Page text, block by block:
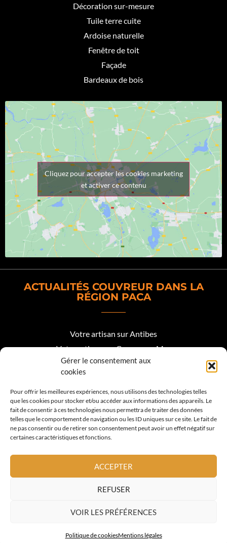
Gérer le consentement aux
cookies
Pour offrir les meilleures expériences, nous utilisons des technologies telles
que les cookies pour stocker et/ou accéder aux informations des appareils. Le
fait de consentir à ces technologies nous permettra de traiter des données
telles que le comportement de navigation ou les ID uniques sur ce site. Le fait de
ne pas consentir ou de retirer son consentement peut avoir un effet négatif sur
certaines caractéristiques et fonctions.
ACCEPTER
REFUSER
VOIR LES PRÉFÉRENCES
Politique de cookiesMentions légales
Décoration sur-mesure
Tuile terre cuite
Ardoise naturelle
Fenêtre de toit
Façade
Bardeaux de bois
Cliquez pour accepter les cookies marketing
et activer ce contenu
ACTUALITÉS COUVREUR DANS LA
RÉGION PACA
Votre artisan sur Antibes
Votre artisan sur Cagnes sur Mer
Votre artisan sur Biot
Votre artisan Roquefort les Pins
Votre artisan sur Valbonne
Mis en orbite par Diferance Collectif